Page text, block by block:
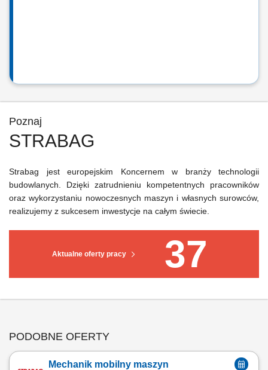
Poznaj
STRABAG
Aktualne oferty pracy 37
Strabag jest europejskim Koncernem w branży technologii
budowlanych. Dzięki zatrudnieniu kompetentnych pracowników
oraz wykorzystaniu nowoczesnych maszyn i własnych surowców,
realizujemy z sukcesem inwestycje na całym świecie.
PODOBNE OFERTY
Mechanik mobilny maszyn